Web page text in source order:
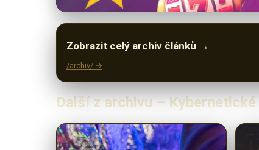
Zobrazit celý archiv článků →
/archiv/ →
Další z archivu –